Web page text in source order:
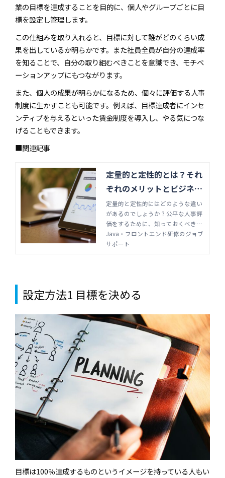
業の目標を達成することを目的に、個人やグループごとに目
標を設定し管理します。
この仕組みを取り入れると、目標に対して誰がどのくらい成
果を出しているか明らかです。また社員全員が自分の達成率
を知ることで、自分の取り組むべきことを意識でき、モチベ
ーションアップにもつながります。
また、個人の成果が明らかになるため、個々に評価する人事
制度に生かすことも可能です。例えば、目標達成者にインセ
ンティブを与えるといった賃金制度を導入し、やる気につな
げることもできます。
■関連記事
定量的と定性的とは？それ
ぞれのメリットとビジネス
での使い方 | Java・フロン
トエンド研修のジョブサポ
ート
定量的と定性的にはどのような違い
があるのでしょうか？公平な人事評
価をするために、知っておくべき両
者の特徴をそれぞれ見ていきましょ
う。実際に利用するときの方法を知
Java・フロントエンド研修のジョブ
サポート
設定方法1 目標を決める
目標は100％達成するものというイメージを持っている人もい